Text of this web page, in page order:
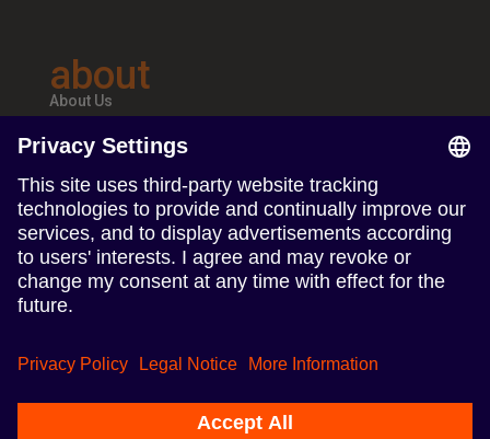
about
About Us
Teams & Offices
follow us
Follow us on Linkedin
Follow us on Instagram